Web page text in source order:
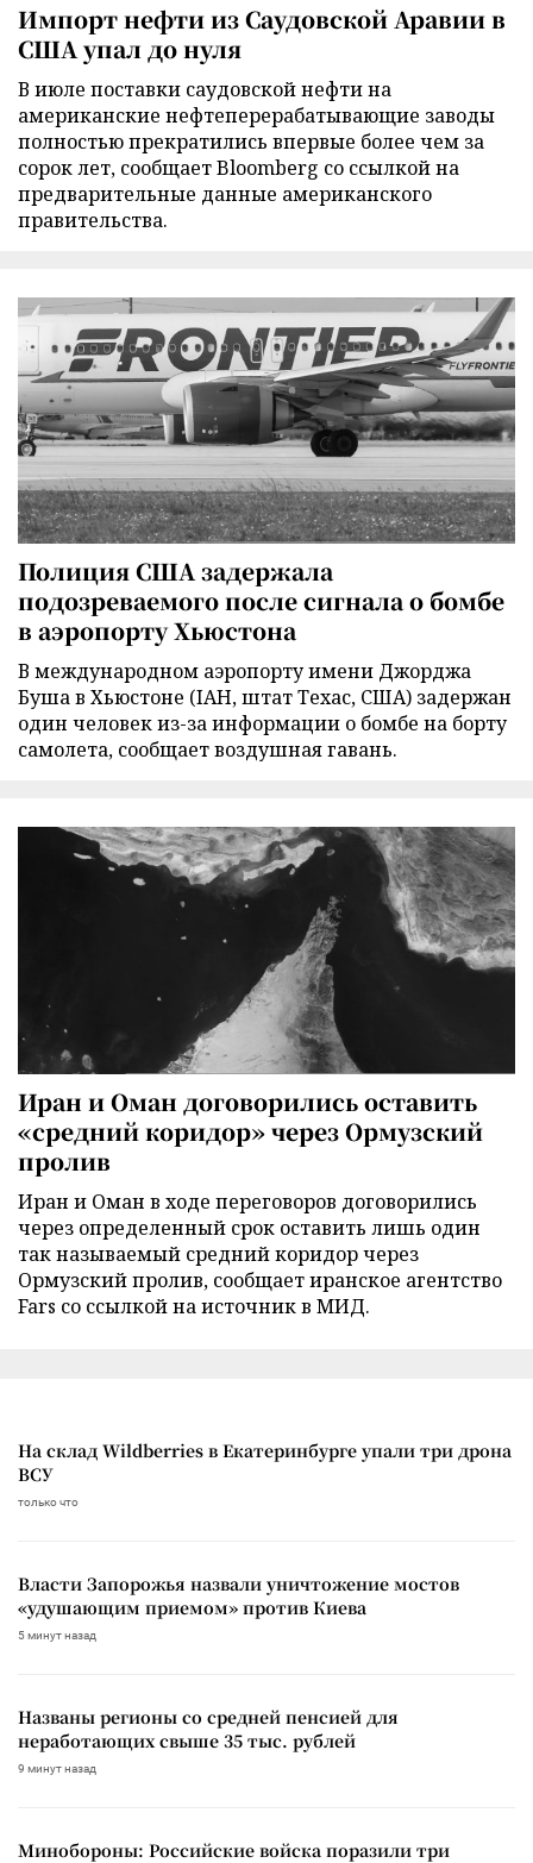
Импорт нефти из Саудовской Аравии в
США упал до нуля
В июле поставки саудовской нефти на
американские нефтеперерабатывающие заводы
полностью прекратились впервые более чем за
сорок лет, сообщает Bloomberg со ссылкой на
предварительные данные американского
правительства.
Полиция США задержала
подозреваемого после сигнала о бомбе
в аэропорту Хьюстона
В международном аэропорту имени Джорджа
Буша в Хьюстоне (IAH, штат Техас, США) задержан
один человек из-за информации о бомбе на борту
самолета, сообщает воздушная гавань.
Иран и Оман договорились оставить
«средний коридор» через Ормузский
пролив
Иран и Оман в ходе переговоров договорились
через определенный срок оставить лишь один
так называемый средний коридор через
Ормузский пролив, сообщает иранское агентство
Fars со ссылкой на источник в МИД.
На склад Wildberries в Екатеринбурге упали три дрона
ВСУ
только что
Власти Запорожья назвали уничтожение мостов
«удушающим приемом» против Киева
5 минут назад
Названы регионы со средней пенсией для
неработающих свыше 35 тыс. рублей
9 минут назад
Минобороны: Российские войска поразили три